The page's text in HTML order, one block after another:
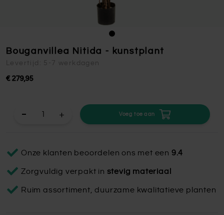
Bouganvillea Nitida - kunstplant
Levertijd: 5-7 werkdagen
€ 279,95
+ Voeg toe aan
Onze klanten beoordelen ons met een 9.4
Zorgvuldig verpakt in stevig materiaal
Ruim assortiment, duurzame kwalitatieve planten